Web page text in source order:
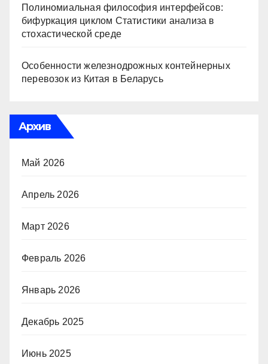
Полиномиальная философия интерфейсов:
бифуркация циклом Статистики анализа в
стохастической среде
Особенности железнодрожных контейнерных
перевозок из Китая в Беларусь
Архив
Май 2026
Апрель 2026
Март 2026
Февраль 2026
Январь 2026
Декабрь 2025
Июнь 2025